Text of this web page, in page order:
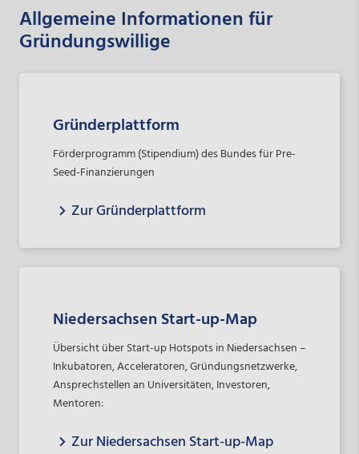
Allgemeine Informationen für
Gründungswillige
Gründerplattform
Förderprogramm (Stipendium) des Bundes für Pre-
Seed-Finanzierungen
Zur Gründerplattform
Niedersachsen Start-up-Map
Übersicht über Start-up Hotspots in Niedersachsen –
Inkubatoren, Acceleratoren, Gründungsnetzwerke,
Ansprechstellen an Universitäten, Investoren,
Mentoren:
Zur Niedersachsen Start-up-Map